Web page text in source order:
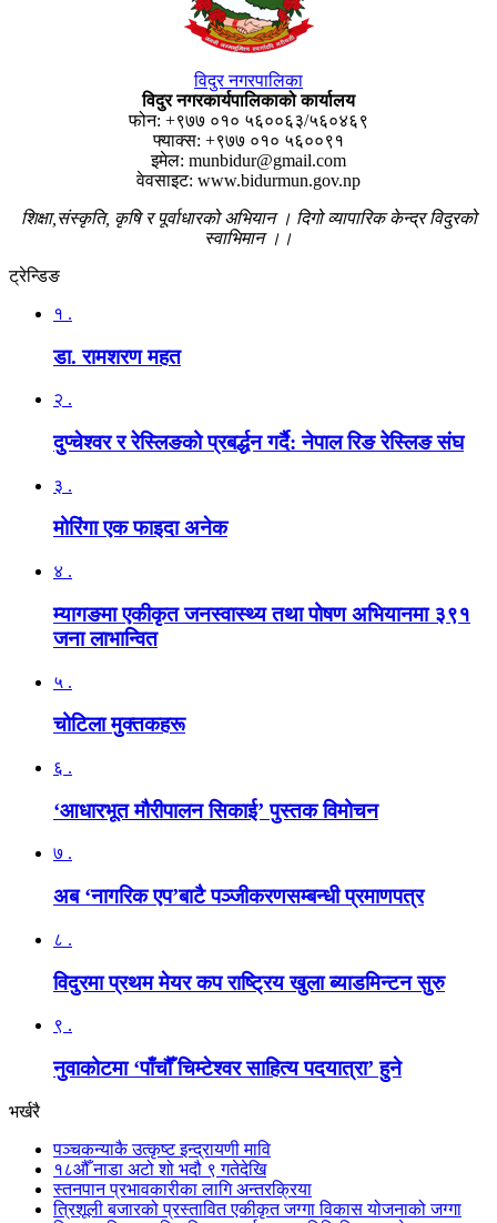
विदुर नगरपालिका
विदुर नगरकार्यपालिकाको कार्यालय
फोन: +९७७ ०१० ५६००६३/५६०४६९
फ्याक्स: +९७७ ०१० ५६००९१
इमेल: munbidur@gmail.com
वेवसाइट: www.bidurmun.gov.np
शिक्षा,संस्कृति, कृषि र पूर्वाधारको अभियान । दिगो व्यापारिक केन्द्र विदुरको
स्वाभिमान ।।
ट्रेन्डिङ
१ .
डा. रामशरण महत
२ .
दुप्चेश्वर र रेस्लिङको प्रबर्द्धन गर्दै: नेपाल रिङ रेस्लिङ संघ
३ .
मोरिंगा एक फाइदा अनेक
४ .
म्यागङमा एकीकृत जनस्वास्थ्य तथा पोषण अभियानमा ३९१
जना लाभान्वित
५ .
चोटिला मुक्तकहरू
६ .
‘आधारभूत मौरीपालन सिकाई’ पुस्तक विमोचन
७ .
अब ‘नागरिक एप’बाटै पञ्जीकरणसम्बन्धी प्रमाणपत्र
८ .
विदुरमा प्रथम मेयर कप राष्ट्रिय खुला ब्याडमिन्टन सुरु
९ .
नुवाकोटमा ‘पाँचौँ चिम्टेश्वर साहित्य पदयात्रा’ हुने
भर्खरै
पञ्चकन्याकै उत्कृष्ट इन्द्रायणी मावि
१८औँ नाडा अटो शो भदौ ९ गतेदेखि
स्तनपान प्रभावकारीका लागि अन्तरक्रिया
त्रिशूली बजारको प्रस्तावित एकीकृत जग्गा विकास योजनाको जग्गा